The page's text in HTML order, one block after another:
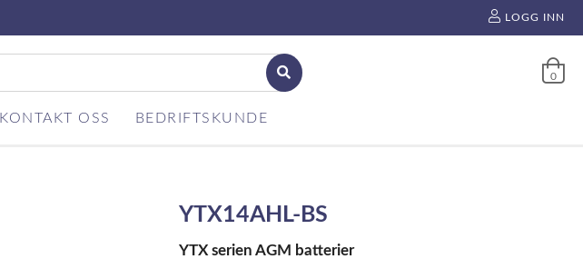
LOGG INN
0
KONTAKT OSS BEDRIFTSKUNDE
YTX14AHL-BS
YTX serien AGM batterier